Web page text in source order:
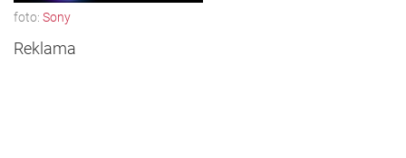
foto: Sony
Reklama